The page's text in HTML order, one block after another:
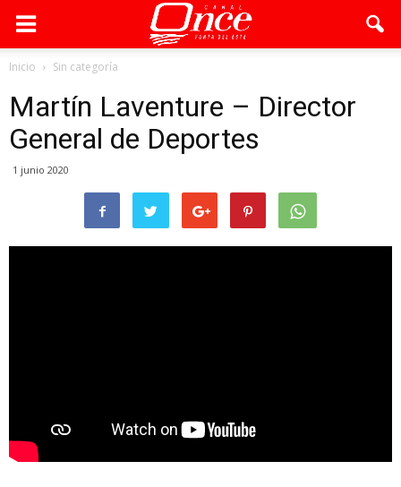
Inicio Sin categoría
Martín Laventure – Director
General de Deportes
1 junio 2020